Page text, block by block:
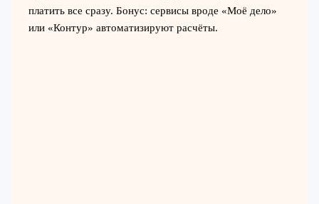
платить все сразу. Бонус: сервисы вроде «Моё дело»
или «Контур» автоматизируют расчёты.